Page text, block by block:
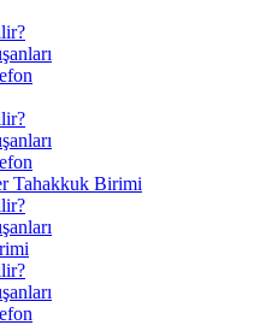
Tahakkuk Birimi